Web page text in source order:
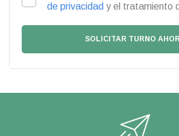
de privacidad y el tratamiento